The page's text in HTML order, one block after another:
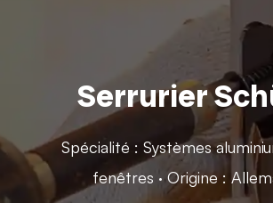
Serrurier
Spécialité : Systèmes
fenêtres · Origine :